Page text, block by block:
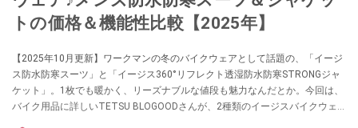
トの価格＆機能性比較【2025年】
【2025年10月更新】ワークマンの冬のバイクウェアとして話題の、「イージ
ス防水防寒スーツ」と「イージス360°リフレクト透湿防水防寒STRONGジャ
ケット」。1枚でも暖かく、リーズナブルな値段も魅力なんだとか。今回は、
バイク用品に詳しいTETSU BLOGOODさんが、2種類のイージスバイクウェ